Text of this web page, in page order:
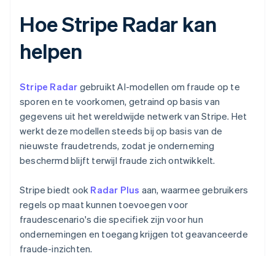
Hoe Stripe Radar kan
helpen
Stripe Radar gebruikt AI-modellen om fraude op te
sporen en te voorkomen, getraind op basis van
gegevens uit het wereldwijde netwerk van Stripe. Het
werkt deze modellen steeds bij op basis van de
nieuwste fraudetrends, zodat je onderneming
beschermd blijft terwijl fraude zich ontwikkelt.
Stripe biedt ook Radar Plus aan, waarmee gebruikers
regels op maat kunnen toevoegen voor
fraudescenario's die specifiek zijn voor hun
ondernemingen en toegang krijgen tot geavanceerde
fraude-inzichten.